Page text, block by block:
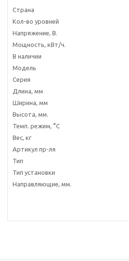
Страна
Кол-во уровней
Напряжение, В.
Мощность, кВт/ч.
В наличии
Модель
Серия
Длина, мм
Ширина, мм
Высота, мм.
Темп. режим, °C
Вес, кг
Артикул пр-ля
Тип
Тип установки
Направляющие, мм.